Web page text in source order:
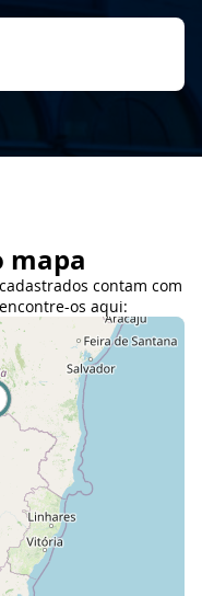
mapa
contam com
os aqui: